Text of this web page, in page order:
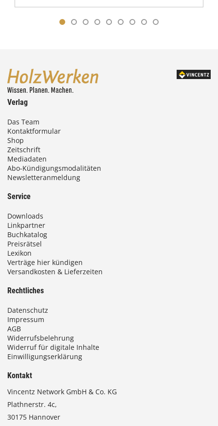
Verlag
Das Team
Kontaktformular
Shop
Zeitschrift
Mediadaten
Abo-Kündigungsmodalitäten
Newsletteranmeldung
Service
Downloads
Linkpartner
Buchkatalog
Preisrätsel
Lexikon
Verträge hier kündigen
Versandkosten & Lieferzeiten
Rechtliches
Datenschutz
Impressum
AGB
Widerrufsbelehrung
Widerruf für digitale Inhalte
Einwilligungserklärung
Kontakt
Vincentz Network GmbH & Co. KG
Plathnerstr. 4c,
30175 Hannover